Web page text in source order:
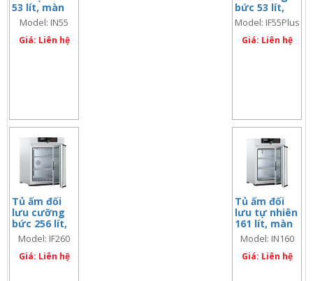
53 lít, màn
hình đơn
Model: IN55
Giá: Liên hệ
bức 53 lít,
màn hình đôi
Model: IF55Plus
Giá: Liên hệ
Tủ ấm đối
lưu cưỡng
bức 256 lít,
màn hình
đơn
Model: IF260
Giá: Liên hệ
Tủ ấm đối
lưu tự nhiên
161 lít, màn
hình đơn
Model: IN160
Giá: Liên hệ